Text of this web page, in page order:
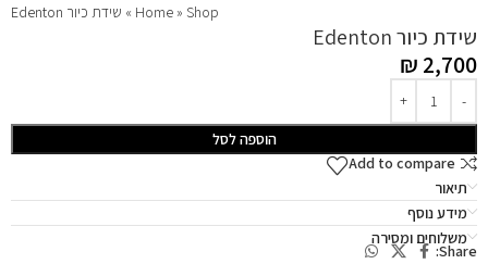
Home » Shop
» שידת כיור Edenton
שידת כיור Edenton
₪ 2,700
הוספה לסל
Add to compare
תיאור
מידע נוסף
משלוחים ומסירה
Share: